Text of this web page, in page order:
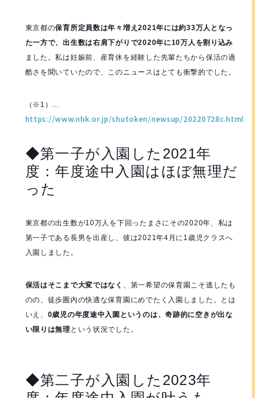
東京都の保育所定員数は年々増え2021年には約33万人となっ
た一方で、出生数は右肩下がりで2020年に10万人を割り込み
ました。私は妊娠前、産育休を経験した先輩たちから保活の過
酷さを聞いていたので、このニュースはとても衝撃的でした。
（※1）…
https://www.nhk.or.jp/shutoken/newsup/20220728c.html
◆第一子が入園した2021年
度：年度途中入園はほぼ無理だ
った
東京都の出生数が10万人を下回ったまさにその2020年、私は
第一子である長男を出産し、彼は2021年4月に1歳児クラスへ
入園しました。
保活はそこまで大変ではなく 、第一希望の保育園こそ逃したも
のの、徒歩圏内の快適な保育園にめでたく入園しました。とは
いえ、 0歳児の年度途中入園というのは、奇跡的に空きが出な
い限りは無理 という状況でした。
◆第二子が入園した2023年